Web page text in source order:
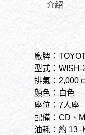
介紹
廠牌：
型式：WISH-
排氣：2,000
顏色：白色
座位：7人座
配備：CD、
油耗：約 13